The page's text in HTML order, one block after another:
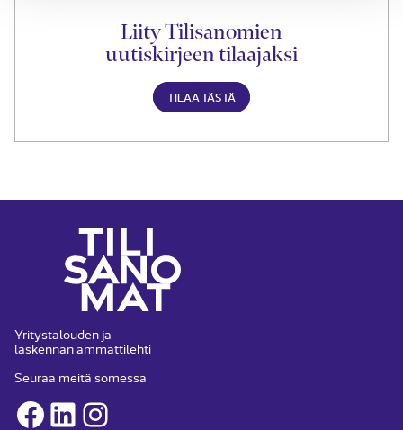
Liity Tilisanomien
uutiskirjeen tilaajaksi
TILAA TÄSTÄ
Yritystalouden ja
laskennan ammattilehti
Seuraa meitä somessa
Facebook
LinkedInInstagram